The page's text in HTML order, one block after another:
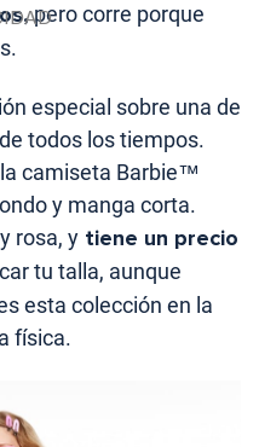
pero corre porque
especial sobre una de
todos los tiempos.
camiseta Barbie™
y manga corta.
rosa, y tiene un precio
tu talla, aunque
esta colección en la
física.